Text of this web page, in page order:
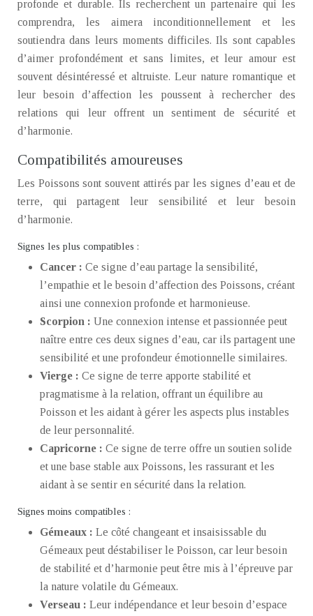
profonde et durable. Ils recherchent un partenaire qui les
comprendra, les aimera inconditionnellement et les
soutiendra dans leurs moments difficiles. Ils sont capables
d’aimer profondément et sans limites, et leur amour est
souvent désintéressé et altruiste. Leur nature romantique et
leur besoin d’affection les poussent à rechercher des
relations qui leur offrent un sentiment de sécurité et
d’harmonie.
Compatibilités amoureuses
Les Poissons sont souvent attirés par les signes d’eau et de
terre, qui partagent leur sensibilité et leur besoin
d’harmonie.
Signes les plus compatibles :
Cancer : Ce signe d’eau partage la sensibilité,
l’empathie et le besoin d’affection des Poissons, créant
ainsi une connexion profonde et harmonieuse.
Scorpion : Une connexion intense et passionnée peut
naître entre ces deux signes d’eau, car ils partagent une
sensibilité et une profondeur émotionnelle similaires.
Vierge : Ce signe de terre apporte stabilité et
pragmatisme à la relation, offrant un équilibre au
Poisson et les aidant à gérer les aspects plus instables
de leur personnalité.
Capricorne : Ce signe de terre offre un soutien solide
et une base stable aux Poissons, les rassurant et les
aidant à se sentir en sécurité dans la relation.
Signes moins compatibles :
Gémeaux : Le côté changeant et insaisissable du
Gémeaux peut déstabiliser le Poisson, car leur besoin
de stabilité et d’harmonie peut être mis à l’épreuve par
la nature volatile du Gémeaux.
Verseau : Leur indépendance et leur besoin d’espace